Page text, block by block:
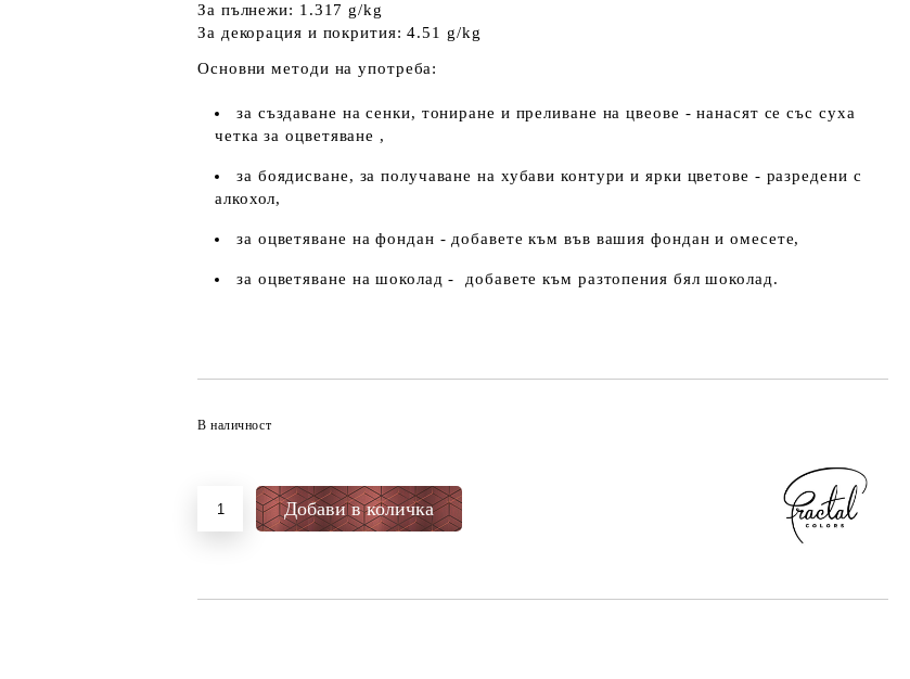
За пълнежи: 1.317 g/kg
За декорация и покрития: 4.51 g/kg
Основни методи на употреба:
за създаване на сенки, тониране и преливане на цвеове - нанасят се със суха
четка за оцветяване ,
за боядисване, за получаване на хубави контури и ярки цветове - разредени с
алкохол,
за оцветяване на фондан - добавете към във вашия фондан и омесете,
за оцветяване на шоколад - добавете към разтопения бял шоколад.
В наличност